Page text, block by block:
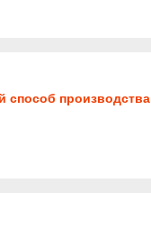
способ производства